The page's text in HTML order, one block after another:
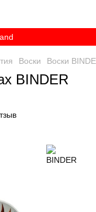
Воски Воски
BINDER